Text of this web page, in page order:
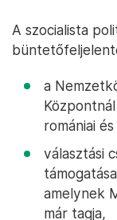
A szocialista
a
romániai
választási
amelynek
már tagja,